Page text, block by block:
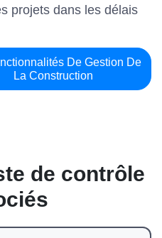
projets dans les délais
De Gestion De
La Construction
de contrôle